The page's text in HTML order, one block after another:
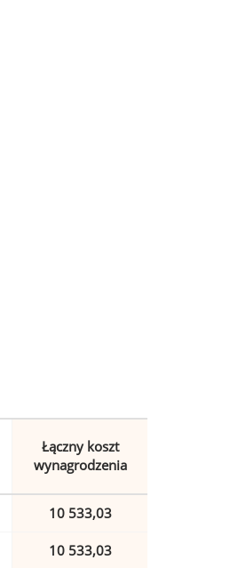
Łączny koszt
wynagrodzenia
10 533,03
10 533,03